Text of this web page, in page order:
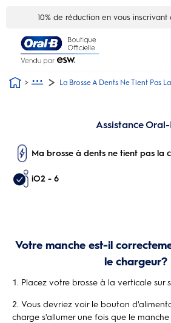
10% de réduction en vous
La Brosse A Dents Ne Tient Pas
Assistance
Ma brosse à dents ne tient pas la
iO2 - 6
Votre manche est-il
le chargeur?
Placez votre brosse à la verticale sur
Vous devriez voir le bouton
charge s'allumer une fois que le